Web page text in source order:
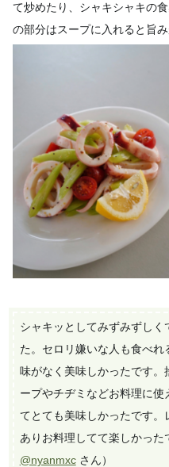
て炒めたり、シャキシャキの
の部分はスープに入れると旨
シャキッとしてみずみずし
た。セロリ嫌いな人も食べ
味がなく美味しかったです。
ープやチヂミなどお料理に
てとても美味しかったです
ありお料理してて楽しかっ
@nyanmxcさん）